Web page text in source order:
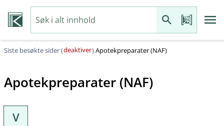
Siste besøkte sider (deaktiver)Apotekpreparater (NAF)
Apotekpreparater (NAF)
V